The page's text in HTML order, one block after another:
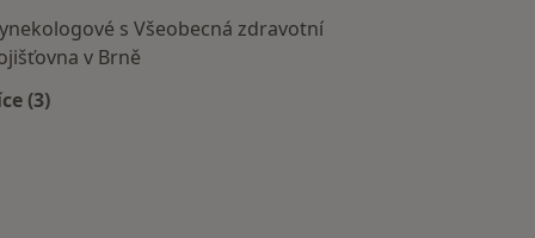
s Všeobecná zdravotní
v Brně
(3)